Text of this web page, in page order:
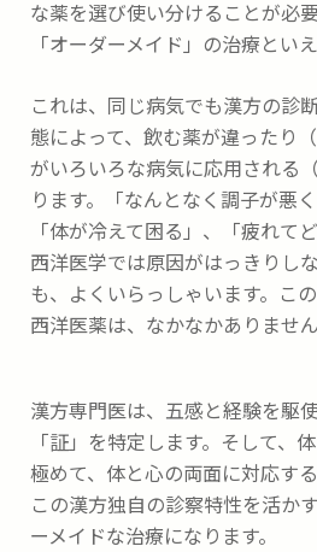
な薬を選び使い分けることが必
「オーダーメイド」の治療といえ
これは、同じ病気でも漢方の診
態によって、飲む薬が違ったり
がいろいろな病気に応用される
ります。「なんとなく調子が悪
「体が冷えて困る」、「疲れて
西洋医学では原因がはっきりし
も、よくいらっしゃいます。こ
西洋医薬は、なかなかありません
漢方専門医は、五感と経験を駆
「証」を特定します。そして、
極めて、体と心の両面に対応す
この漢方独自の診察特性を活か
ーメイドな治療になります。